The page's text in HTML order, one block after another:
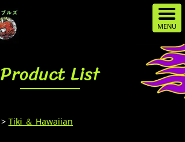
Product List
> Tiki ＆ Hawaiian